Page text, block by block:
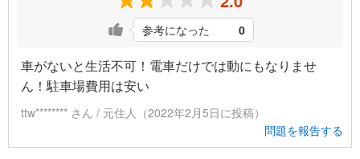
参考になった 0
車がないと生活不可！電車だけでは動にもなりませ
ん！駐車場費用は安い
ttw******** さん / 元住人（2022年2月5日に投稿）
問題を報告する